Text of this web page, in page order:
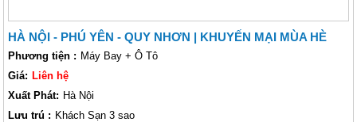
HÀ NỘI - PHÚ YÊN - QUY NHƠN | KHUYẾN MẠI MÙA HÈ
Phương tiện : Máy Bay + Ô Tô
Giá: Liên hệ
Xuất Phát: Hà Nội
Lưu trú : Khách Sạn 3 sao